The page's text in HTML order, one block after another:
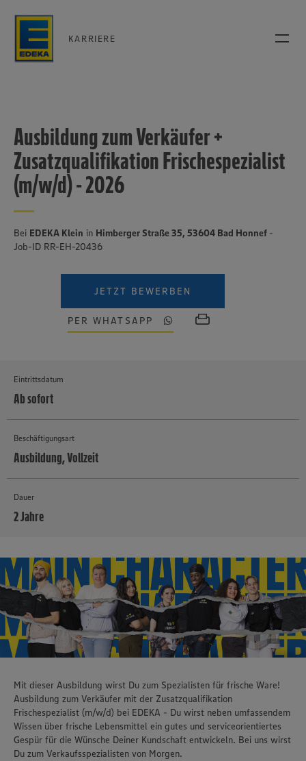
KARRIERE
Ausbildung zum Verkäufer +
Zusatzqualifikation Frischespezialist
(m/w/d) - 2026
Bei EDEKA Klein in Himberger Straße 35, 53604 Bad Honnef -
Job-ID RR-EH-20436
JETZT BEWERBEN
PER WHATSAPP
Eintrittsdatum
Ab sofort
Beschäftigungsart
Ausbildung, Vollzeit
Dauer
2 Jahre
Mit dieser Ausbildung wirst Du zum Spezialisten für frische Ware!
Ausbildung zum Verkäufer mit der Zusatzqualifikation
Frischespezialist (m/w/d) bei EDEKA - Du wirst neben umfassendem
Wissen über frische Lebensmittel ein gutes und serviceorientiertes
Gespür für die Wünsche Deiner Kundschaft entwickeln. Bei uns wirst
Du zum Verkaufsspezialisten von Morgen.